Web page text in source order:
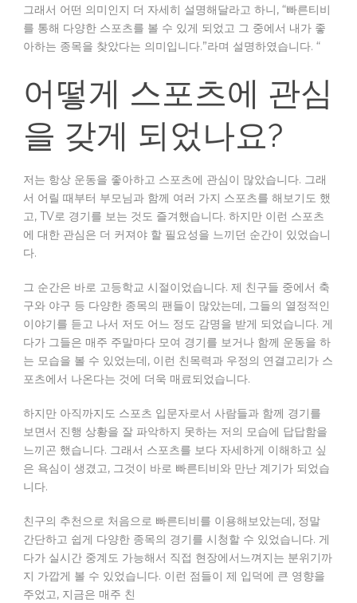
그래서 어떤 의미인지 더 자세히 설명해달라고 하니, “빠른티비
를 통해 다양한 스포츠를 볼 수 있게 되었고 그 중에서 내가 좋
아하는 종목을 찾았다는 의미입니다.”라며 설명하였습니다. “
어떻게 스포츠에 관심
을 갖게 되었나요?
저는 항상 운동을 좋아하고 스포츠에 관심이 많았습니다. 그래
서 어릴 때부터 부모님과 함께 여러 가지 스포츠를 해보기도 했
고, TV로 경기를 보는 것도 즐겨했습니다. 하지만 이런 스포츠
에 대한 관심은 더 커져야 할 필요성을 느끼던 순간이 있었습니
다.
그 순간은 바로 고등학교 시절이었습니다. 제 친구들 중에서 축
구와 야구 등 다양한 종목의 팬들이 많았는데, 그들의 열정적인
이야기를 듣고 나서 저도 어느 정도 감명을 받게 되었습니다. 게
다가 그들은 매주 주말마다 모여 경기를 보거나 함께 운동을 하
는 모습을 볼 수 있었는데, 이런 친목력과 우정의 연결고리가 스
포츠에서 나온다는 것에 더욱 매료되었습니다.
하지만 아직까지도 스포츠 입문자로서 사람들과 함께 경기를
보면서 진행 상황을 잘 파악하지 못하는 저의 모습에 답답함을
느끼곤 했습니다. 그래서 스포츠를 보다 자세하게 이해하고 싶
은 욕심이 생겼고, 그것이 바로 빠른티비와 만난 계기가 되었습
니다.
친구의 추천으로 처음으로 빠른티비를 이용해보았는데, 정말
간단하고 쉽게 다양한 종목의 경기를 시청할 수 있었습니다. 게
다가 실시간 중계도 가능해서 직접 현장에서느껴지는 분위기까
지 가깝게 볼 수 있었습니다. 이런 점들이 제 입덕에 큰 영향을
주었고, 지금은 매주 친